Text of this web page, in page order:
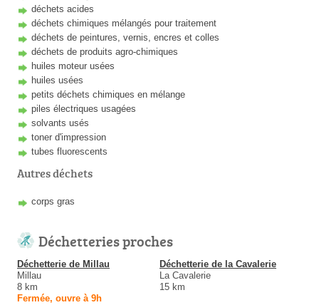
déchets acides
déchets chimiques mélangés pour traitement
déchets de peintures, vernis, encres et colles
déchets de produits agro-chimiques
huiles moteur usées
huiles usées
petits déchets chimiques en mélange
piles électriques usagées
solvants usés
toner d'impression
tubes fluorescents
Autres déchets
corps gras
Déchetteries proches
Déchetterie de Millau
Millau
8 km
Fermée, ouvre à 9h
Déchetterie de la Cavalerie
La Cavalerie
15 km